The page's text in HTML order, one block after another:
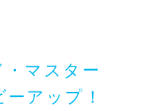
マスター
アップ！